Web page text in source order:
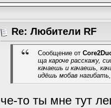
Re: Любители RF
Сообщение от
ща кароче расскажу,
качаешь и качаешь,
идёшь мобав
че-то ты мне тут